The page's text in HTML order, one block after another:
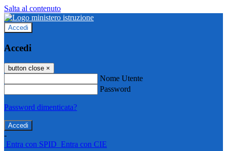
Salta al contenuto
Accedi
Accedi
button close ×
Nome Utente
Password
Password dimenticata?
-
Entra con SPID Entra con CIE